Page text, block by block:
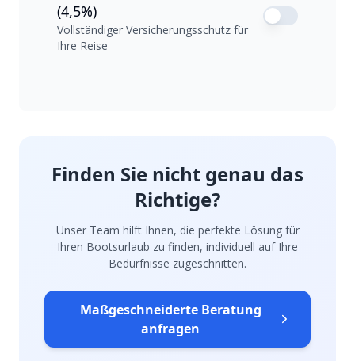
(4,5%)
Vollständiger Versicherungsschutz für
Ihre Reise
Finden Sie nicht genau das
Richtige?
Unser Team hilft Ihnen, die perfekte Lösung für
Ihren Bootsurlaub zu finden, individuell auf Ihre
Bedürfnisse zugeschnitten.
Maßgeschneiderte Beratung
anfragen